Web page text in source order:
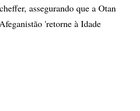
assegurando que a Otan
'retorne à Idade